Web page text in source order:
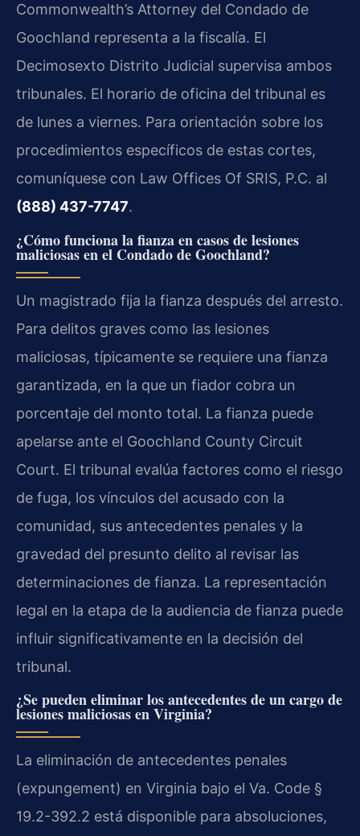
Commonwealth’s Attorney del Condado de
Goochland representa a la fiscalía. El
Decimosexto Distrito Judicial supervisa ambos
tribunales. El horario de oficina del tribunal es
de lunes a viernes. Para orientación sobre los
procedimientos específicos de estas cortes,
comuníquese con Law Offices Of SRIS, P.C. al
(888) 437-7747.
¿Cómo funciona la fianza en casos de lesiones
maliciosas en el Condado de Goochland?
Un magistrado fija la fianza después del arresto.
Para delitos graves como las lesiones
maliciosas, típicamente se requiere una fianza
garantizada, en la que un fiador cobra un
porcentaje del monto total. La fianza puede
apelarse ante el Goochland County Circuit
Court. El tribunal evalúa factores como el riesgo
de fuga, los vínculos del acusado con la
comunidad, sus antecedentes penales y la
gravedad del presunto delito al revisar las
determinaciones de fianza. La representación
legal en la etapa de la audiencia de fianza puede
influir significativamente en la decisión del
tribunal.
¿Se pueden eliminar los antecedentes de un cargo de
lesiones maliciosas en Virginia?
La eliminación de antecedentes penales
(expungement) en Virginia bajo el Va. Code §
19.2-392.2 está disponible para absoluciones,